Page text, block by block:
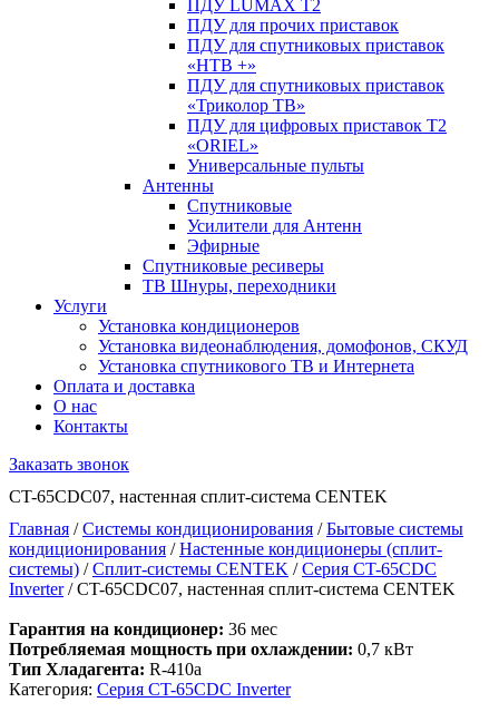
ПДУ LUMAX Т2
ПДУ для прочих приставок
ПДУ для спутниковых приставок
«НТВ +»
ПДУ для спутниковых приставок
«Триколор ТВ»
ПДУ для цифровых приставок Т2
«ORIEL»
Универсальные пульты
Антенны
Спутниковые
Усилители для Антенн
Эфирные
Спутниковые ресиверы
ТВ Шнуры, переходники
Услуги
Установка кондиционеров
Установка видеонаблюдения, домофонов, СКУД
Установка спутникового ТВ и Интернета
Оплата и доставка
О нас
Контакты
Заказать звонок
CT-65CDC07, настенная сплит-система CENTEK
Главная /Системы кондиционирования /Бытовые системы
кондиционирования /Настенные кондиционеры (сплит-
системы) /Сплит-системы CENTEK /Серия CT-65CDC
Inverter/ CT-65CDC07, настенная сплит-система CENTEK
Гарантия на кондиционер: 36 мес
Потребляемая мощность при охлаждении: 0,7 кВт
Тип Хладагента: R-410a
Категория: Серия CT-65CDC Inverter